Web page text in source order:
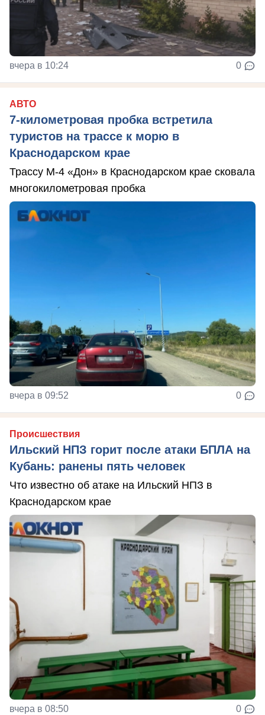
вчера в 10:24 0
АВТО
7-километровая пробка встретила
туристов на трассе к морю в
Краснодарском крае
Трассу М-4 «Дон» в Краснодарском крае сковала
многокилометровая пробка
вчера в 09:52 0
Происшествия
Ильский НПЗ горит после атаки БПЛА на
Кубань: ранены пять человек
Что известно об атаке на Ильский НПЗ в
Краснодарском крае
вчера в 08:50 0